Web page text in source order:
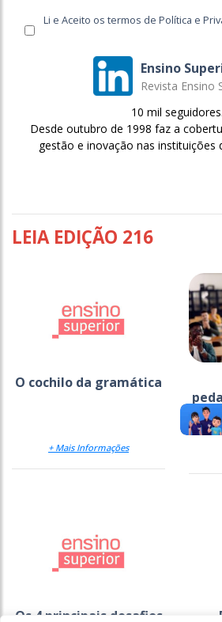
Li e Aceito os termos de Política e
Ensino
Revista Ensino
10 mil seguidores.
Desde outubro de 1998 faz a
gestão e inovação nas instituições
LEIA EDIÇÃO 216
O cochilo da gramática
+ Mais Informações
Os 4 principais desafios